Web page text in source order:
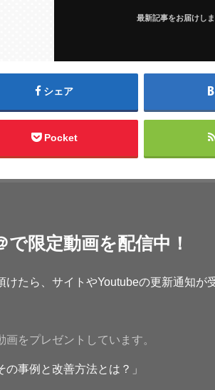
最新記事をお届けしま
シェア
Pocket
で限定動画を配信中！
けたら、サイトやYoutubeの更新通知が
をプレゼントしています。
事例と改善方法とは？」